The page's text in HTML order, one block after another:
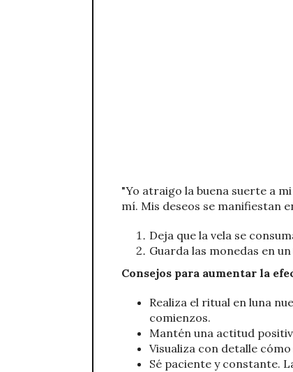
"Yo atraigo la buena suerte a
mí. Mis deseos se manifiestan
Deja que la vela se
Guarda las monedas en
Consejos para aumentar la
Realiza el ritual en luna
comienzos.
Mantén una actitud
Visualiza con detalle
Sé paciente y constante.